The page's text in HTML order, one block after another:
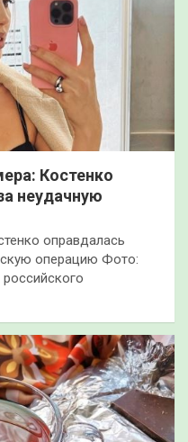
Костенко
неудачную
оправдалась
операцию Фото: